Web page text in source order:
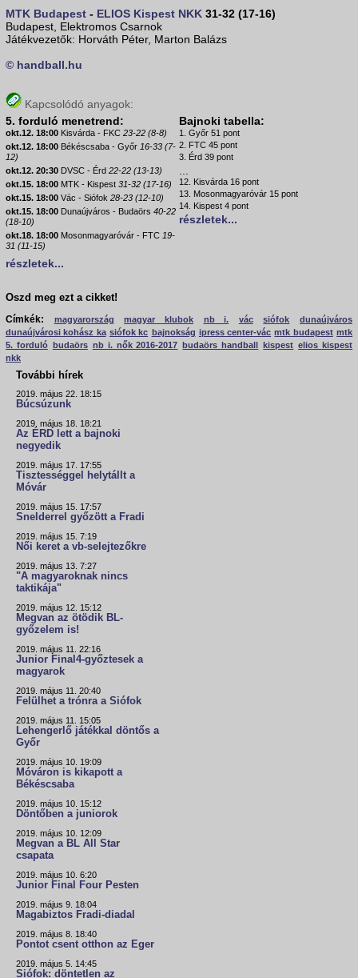
MTK Budapest - ELIOS Kispest NKK 31-32 (17-16)
Budapest, Elektromos Csarnok
Játékvezetők: Horváth Péter, Marton Balázs
© handball.hu
Kapcsolódó anyagok:
5. forduló menetrend:
okt.12. 18:00 Kisvárda - FKC 23-22 (8-8)
okt.12. 18:00 Békéscsaba - Győr 16-33 (7-
12)
okt.12. 20:30 DVSC - Érd 22-22 (13-13)
okt.15. 18:00 MTK - Kispest 31-32 (17-16)
okt.15. 18:00 Vác - Siófok 28-23 (12-10)
okt.15. 18:00 Dunaújváros - Budaörs 40-22
(18-10)
okt.18. 18:00 Mosonmagyaróvár - FTC 19-
31 (11-15)
részletek...
Bajnoki tabella:
1. Győr 51 pont
2. FTC 45 pont
3. Érd 39 pont
...
12. Kisvárda 16 pont
13. Mosonmagyaróvár 15 pont
14. Kispest 4 pont
részletek...
Oszd meg ezt a cikket!
Címkék:
magyarország magyar klubok nb i. vác siófok
dunaújváros
dunaújvárosi kohász ka siófok kc bajnokság ipress center-vác mtk budapest mtk
5. forduló
budaörs nb i. nők 2016-2017 budaörs handball kispest elios kispest
nkk
További hírek
2019. május 22. 18:15
Búcsúzunk
2019. május 18. 18:21
Az ÉRD lett a bajnoki
negyedik
2019. május 17. 17:55
Tisztességgel helytállt a
Móvár
2019. május 15. 17:57
Snelderrel győzött a Fradi
2019. május 15. 7:19
Női keret a vb-selejtezőkre
2019. május 13. 7:27
"A magyaroknak nincs
taktikája"
2019. május 12. 15:12
Megvan az ötödik BL-
győzelem is!
2019. május 11. 22:16
Junior Final4-győztesek a
magyarok
2019. május 11. 20:40
Felülhet a trónra a Siófok
2019. május 11. 15:05
Lehengerlő játékkal döntős a
Győr
2019. május 10. 19:09
Móváron is kikapott a
Békéscsaba
2019. május 10. 15:12
Döntőben a juniorok
2019. május 10. 12:09
Megvan a BL All Star
csapata
2019. május 10. 6:20
Junior Final Four Pesten
2019. május 9. 18:04
Magabiztos Fradi-diadal
2019. május 8. 18:40
Pontot csent otthon az Eger
2019. május 5. 14:45
Siófok: döntetlen az